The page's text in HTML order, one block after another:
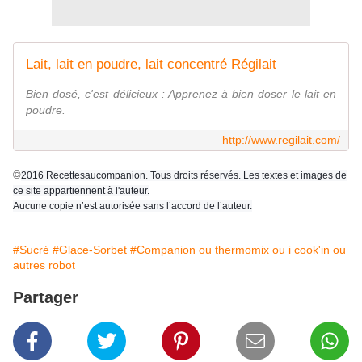
Lait, lait en poudre, lait concentré Régilait
Bien dosé, c'est délicieux : Apprenez à bien doser le lait en
poudre.
http://www.regilait.com/
©2016 Recettesaucompanion. Tous droits réservés. Les textes et images de
ce site appartiennent à l'auteur.
Aucune copie n’est autorisée sans l’accord de l’auteur.
#Sucré #Glace-Sorbet #Companion ou thermomix ou i cook'in ou
autres robot
Partager